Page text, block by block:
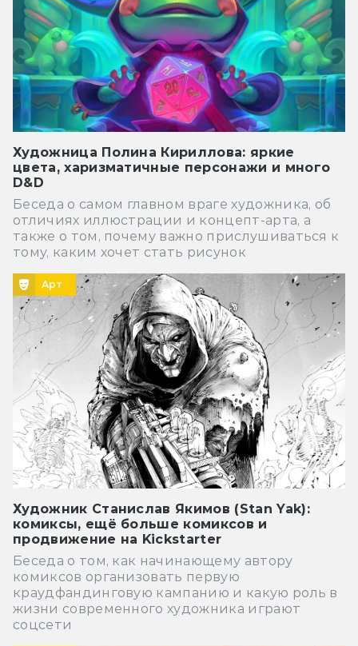
Художница Полина Кириллова: яркие
цвета, харизматичные персонажи и много
D&D
Беседа о самом главном враге художника, об
отличиях иллюстрации и концепт-арта, а
также о том, почему важно прислушиваться к
тому, каким хочет стать рисунок
Арт
Художник Станислав Якимов (Stan Yak):
комиксы, ещё больше комиксов и
продвижение на Kickstarter
Беседа о том, как начинающему автору
комиксов организовать первую
краудфандинговую кампанию и какую роль в
жизни современного художника играют
соцсети